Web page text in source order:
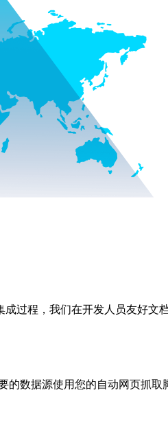
过程，我们在开发人员友好文
的数据源使用您的自动网页抓